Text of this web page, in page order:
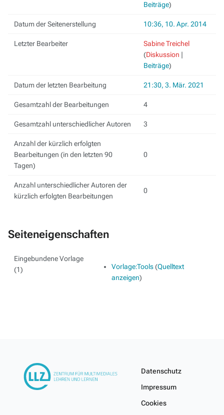
Beiträge)
Datum der Seitenerstellung 10:36, 10. Apr. 2014
Letzter Bearbeiter
Sabine Treichel
(Diskussion |
Beiträge)
Datum der letzten Bearbeitung 21:30, 3. Mär. 2021
Gesamtzahl der Bearbeitungen 4
Gesamtzahl unterschiedlicher Autoren 3
Anzahl der kürzlich erfolgten
Bearbeitungen (in den letzten 90
Tagen)
0
Anzahl unterschiedlicher Autoren der
kürzlich erfolgten Bearbeitungen
0
Seiteneigenschaften
Eingebundene Vorlage
(1)
Vorlage:Tools(Quelltext
anzeigen)
Datenschutz
Impressum
Cookies